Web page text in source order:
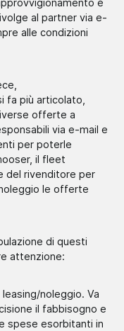
al partner via e-
alle condizioni
fa più articolato,
offerte a
via e-mail e
per poterle
il fleet
del rivenditore per
le offerte
di questi
attenzione:
noleggio. Va
il fabbisogno e
spese esorbitanti in